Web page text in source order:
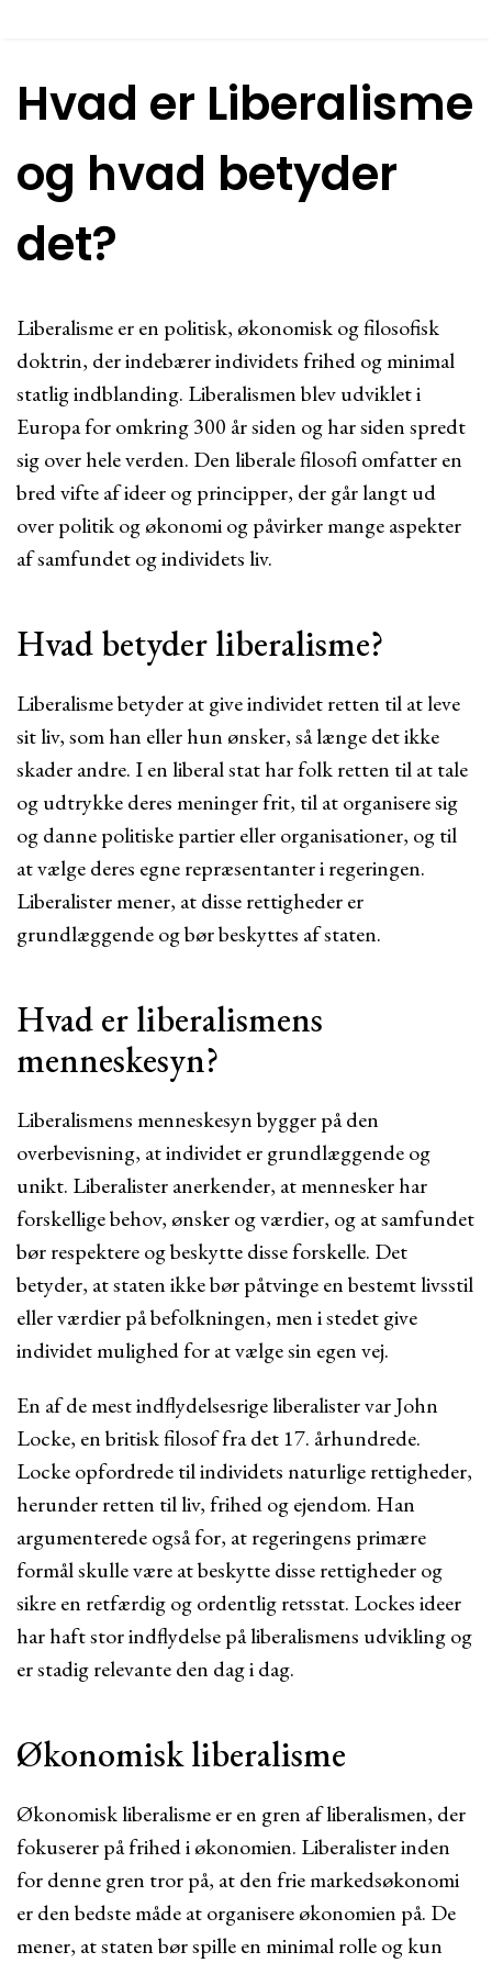
Hvad er Liberalisme
og hvad betyder
det?
Liberalisme er en politisk, økonomisk og filosofisk
doktrin, der indebærer individets frihed og minimal
statlig indblanding. Liberalismen blev udviklet i
Europa for omkring 300 år siden og har siden spredt
sig over hele verden. Den liberale filosofi omfatter en
bred vifte af ideer og principper, der går langt ud
over politik og økonomi og påvirker mange aspekter
af samfundet og individets liv.
Hvad betyder liberalisme?
Liberalisme betyder at give individet retten til at leve
sit liv, som han eller hun ønsker, så længe det ikke
skader andre. I en liberal stat har folk retten til at tale
og udtrykke deres meninger frit, til at organisere sig
og danne politiske partier eller organisationer, og til
at vælge deres egne repræsentanter i regeringen.
Liberalister mener, at disse rettigheder er
grundlæggende og bør beskyttes af staten.
Hvad er liberalismens
menneskesyn?
Liberalismens menneskesyn bygger på den
overbevisning, at individet er grundlæggende og
unikt. Liberalister anerkender, at mennesker har
forskellige behov, ønsker og værdier, og at samfundet
bør respektere og beskytte disse forskelle. Det
betyder, at staten ikke bør påtvinge en bestemt livsstil
eller værdier på befolkningen, men i stedet give
individet mulighed for at vælge sin egen vej.
En af de mest indflydelsesrige liberalister var John
Locke, en britisk filosof fra det 17. århundrede.
Locke opfordrede til individets naturlige rettigheder,
herunder retten til liv, frihed og ejendom. Han
argumenterede også for, at regeringens primære
formål skulle være at beskytte disse rettigheder og
sikre en retfærdig og ordentlig retsstat. Lockes ideer
har haft stor indflydelse på liberalismens udvikling og
er stadig relevante den dag i dag.
Økonomisk liberalisme
Økonomisk liberalisme er en gren af liberalismen, der
fokuserer på frihed i økonomien. Liberalister inden
for denne gren tror på, at den frie markedsøkonomi
er den bedste måde at organisere økonomien på. De
mener, at staten bør spille en minimal rolle og kun